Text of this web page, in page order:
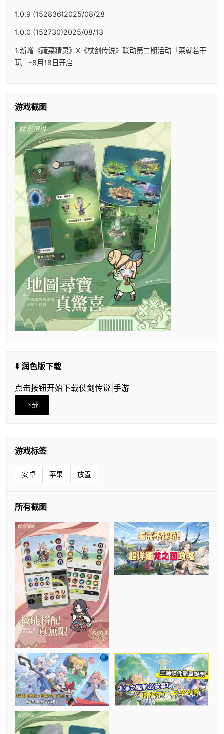
1.0.9 (152836)2025/08/28
1.0.0 (152730)2025/08/13
1.新增《蔬菜精灵》X《杖剑传说》联动第二期活动「菜就若干
玩」-8月18日开启
游戏截图
⬇️ 润色版下载
点击按钮开始下载仗剑传说|手游
下载
游戏标签
安卓 苹果 放置
所有截图